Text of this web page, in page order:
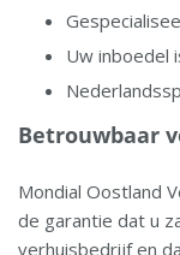
Uw inboedel
Betrouwbaar
Mondial Oostland
de garantie dat u
verhuisbedrijf en